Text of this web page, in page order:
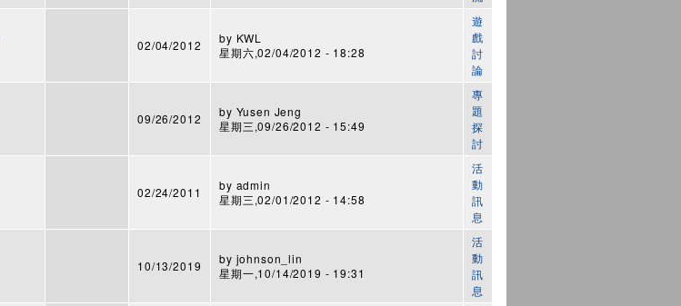
02/04/2012 by KWL
星期六,02/04/2012 - 18:28
遊
戲
討
論
09/26/2012 by Yusen Jeng
星期三,09/26/2012 - 15:49
專
題
探
討
02/24/2011 by admin
星期三,02/01/2012 - 14:58
活
動
訊
息
10/13/2019 by johnson_lin
星期一,10/14/2019 - 19:31
活
動
訊
息